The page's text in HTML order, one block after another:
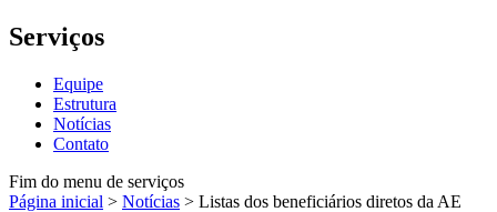
Serviços
Equipe
Estrutura
Notícias
Contato
Fim do menu de serviços
Página inicial > Notícias > Listas dos beneficiários diretos da AE